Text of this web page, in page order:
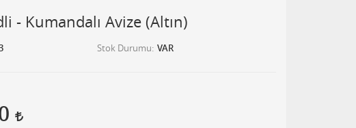
- Kumandalı Avize (Altın)
Stok Durumu VAR